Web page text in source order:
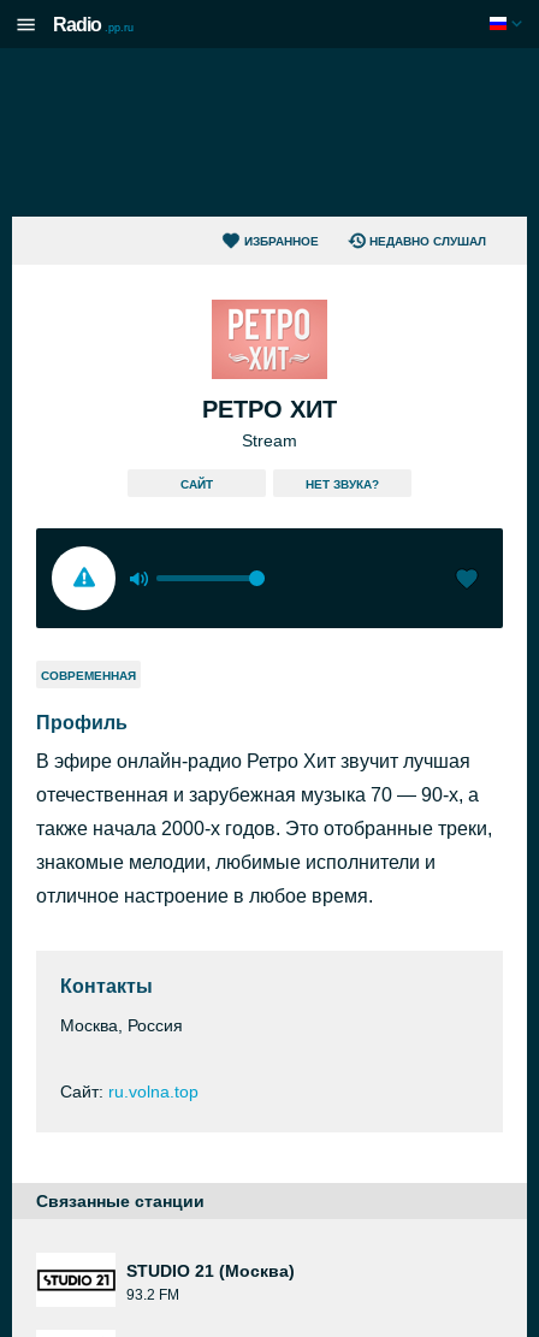
Radio .pp.ru
ИЗБРАННОЕ НЕДАВНО СЛУШАЛ
РЕТРО ХИТ
Stream
САЙТ HЕТ ЗВУКА?
СОВРЕМЕННАЯ
Профиль
В эфире онлайн-радио Ретро Хит звучит лучшая
отечественная и зарубежная музыка 70 — 90-х, а
также начала 2000-х годов. Это отобранные треки,
знакомые мелодии, любимые исполнители и
отличное настроение в любое время.
Контакты
Москва, Россия
Сайт: ru.volna.top
Связанные станции
STUDIO 21 (Москва)
93.2 FM